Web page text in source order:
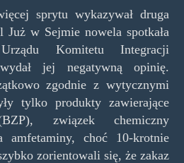
sprytu wykazywał druga
Już w Sejmie nowela spotkała
Komitetu Integracji
jej negatywną opinię.
zgodnie z wytycznymi
tylko produkty zawierające
związek chemiczny
amfetaminy, choć 10-krotnie
zorientowali się, że zakaz